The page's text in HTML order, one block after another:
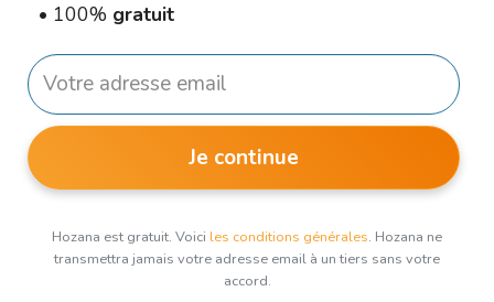
• 100% gratuit
Je continue
Hozana est gratuit. Voici les conditions générales. Hozana ne
transmettra jamais votre adresse email à un tiers sans votre
accord.